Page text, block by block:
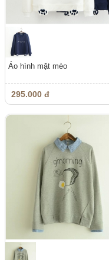
Áo hình mặt mèo
295.000 đ